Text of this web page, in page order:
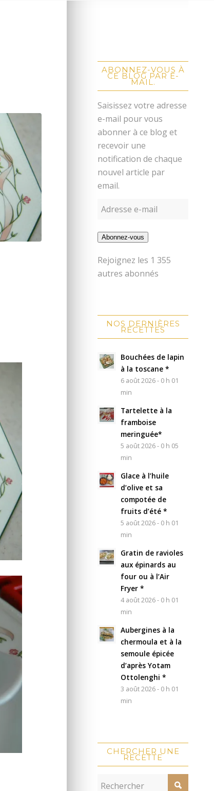
ABONNEZ-VOUS À
CE BLOG PAR E-
MAIL.
Saisissez votre adresse
e-mail pour vous
abonner à ce blog et
recevoir une
notification de chaque
nouvel article par
email.
Abonnez-vous
Rejoignez les 1 355
autres abonnés
NOS DERNIÈRES
RECETTES
Bouchées de lapin
à la toscane *
6 août 2026 - 0 h 01
min
Tartelette à la
framboise
meringuée*
5 août 2026 - 0 h 05
min
Glace à l’huile
d’olive et sa
compotée de
fruits d’été *
5 août 2026 - 0 h 01
min
Gratin de ravioles
aux épinards au
four ou à l’Air
Fryer *
4 août 2026 - 0 h 01
min
Aubergines à la
chermoula et à la
semoule épicée
d’après Yotam
Ottolenghi *
3 août 2026 - 0 h 01
min
CHERCHER UNE
RECETTE